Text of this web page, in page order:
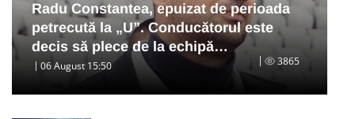
Radu Constantea, epuizat de perioada
petrecută la „U”. Conducătorul este
decis să plece de la echipă…
06 August 15:50 3865